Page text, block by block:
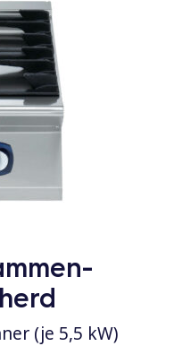
(je 5,5 kW)